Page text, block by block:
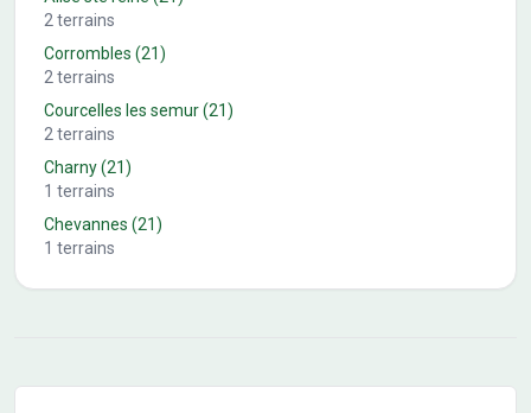
2terrains
Corrombles (21)
2terrains
Courcelles les semur(21)
2terrains
Charny(21)
1 terrains
Chevannes (21)
1 terrains